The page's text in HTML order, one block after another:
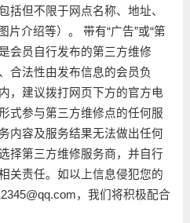
括但不限于网点名称、地址、
介绍等）。 带有“广告”或“第
会员自行发布的第三方维修
合法性由发布信息的会员负
，建议拨打网页下方的官方电
式参与第三方维修点的任何服
内容及服务结果无法做出任何
择第三方维修服务商，并自行
关责任。如以上信息侵犯您的
，我们将积极配合